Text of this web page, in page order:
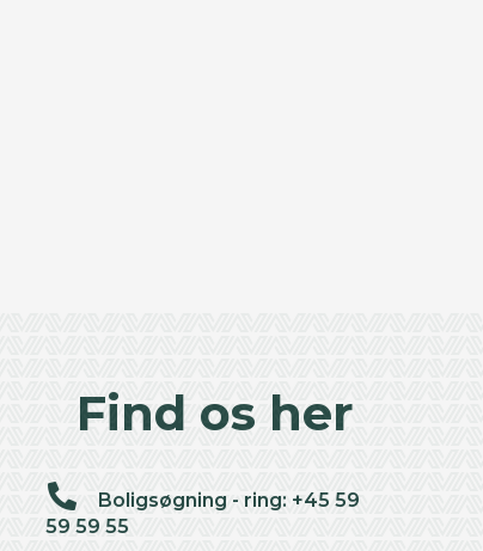
Find os her
Boligsøgning - ring: +45 59
59 59 55